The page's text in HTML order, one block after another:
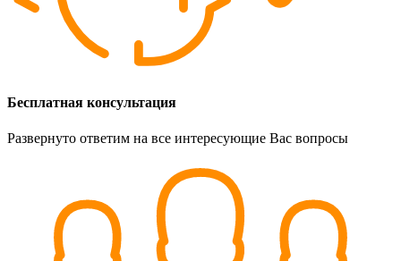
Бесплатная консультация
Развернуто ответим на все интересующие Вас вопросы